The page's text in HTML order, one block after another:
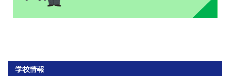
学校情報